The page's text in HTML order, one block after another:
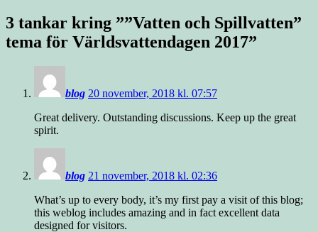
3 tankar kring ””Vatten och Spillvatten”
tema för Världsvattendagen 2017”
blog 20 november, 2018 kl. 07:57
Great delivery. Outstanding discussions. Keep up the great
spirit.
blog 21 november, 2018 kl. 02:36
What’s up to every body, it’s my first pay a visit of this blog;
this weblog includes amazing and in fact excellent data
designed for visitors.